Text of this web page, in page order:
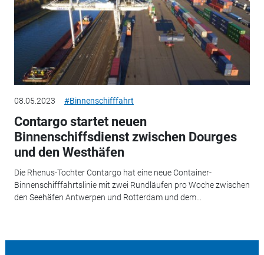
08.05.2023 #Binnenschifffahrt
Contargo startet neuen
Binnenschiffsdienst zwischen Dourges
und den Westhäfen
Die Rhenus-Tochter Contargo hat eine neue Container-
Binnenschifffahrtslinie mit zwei Rundläufen pro Woche zwischen
den Seehäfen Antwerpen und Rotterdam und dem...